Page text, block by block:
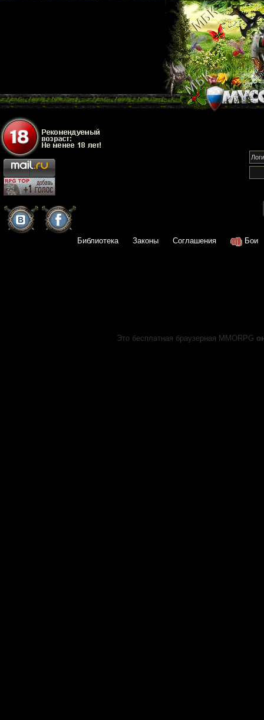
Библиотека Законы Соглашения Бои
Это бесплатная браузерная MMORPG